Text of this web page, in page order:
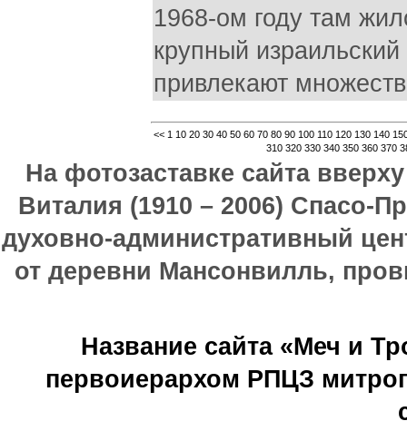
1968-ом году там
крупный
привлекают
<< 1 10 20 30 40 50 60 70 80 90 100 110 120 130 140
310 320 330 340 350 360 370
На фотозаставке сайта
Виталия (1910 – 2006) Спасо-
духовно-административный
от деревни Мансонвилль,
Название сайта «Меч и
первоиерархом РПЦЗ